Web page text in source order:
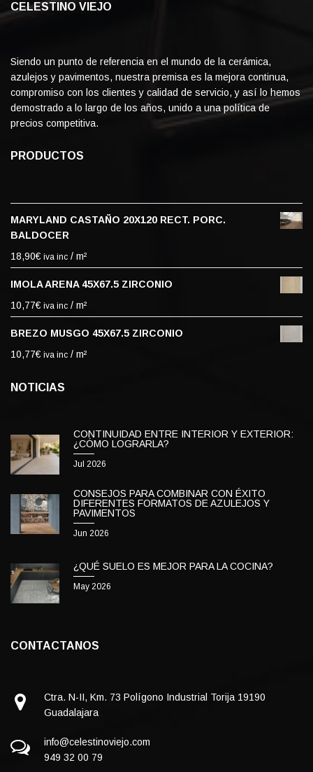
CELESTINO VIEJO
Siendo un punto de referencia en el mundo de la cerámica,
azulejos y pavimentos, nuestra premisa es la mejora continua,
compromiso con los clientes y calidad de servicio, y así lo hemos
demostrado a lo largo de los años, unido a una política de
precios competitiva.
PRODUCTOS
MARYLAND CASTAÑO 20X120 RECT. PORC.
BALDOCER
18,90€ iva inc / m²
IMOLA ARENA 45X67.5 ZIRCONIO
10,77€ iva inc / m²
BREZO MUSGO 45X67.5 ZIRCONIO
10,77€ iva inc / m²
NOTICIAS
CONTINUIDAD ENTRE INTERIOR Y EXTERIOR:
¿CÓMO LOGRARLA?
Jul 2026
CONSEJOS PARA COMBINAR CON ÉXITO
DIFERENTES FORMATOS DE AZULEJOS Y
PAVIMENTOS
Jun 2026
¿QUÉ SUELO ES MEJOR PARA LA COCINA?
May 2026
CONTACTANOS
Ctra. N-II, Km. 73 Polígono Industrial Torija 19190
Guadalajara
info@celestinoviejo.com
949 32 00 79